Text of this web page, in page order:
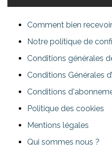
Comment bien
Notre politique de
Conditions générales
Conditions Générales
Conditions
Politique des cookies
Mentions légales
Qui sommes nous ?